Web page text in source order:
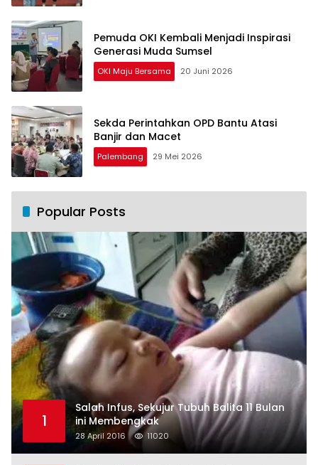
Pemuda OKI Kembali Menjadi Inspirasi
Generasi Muda Sumsel
OKI Maju Bersama 20 Juni 2026
Sekda Perintahkan OPD Bantu Atasi
Banjir dan Macet
Palembang 29 Mei 2026
Popular Posts
1
Salah Infus, Sekujur Tubuh Balita 11 Bulan
ini Membengkak
28 April 2016 11020